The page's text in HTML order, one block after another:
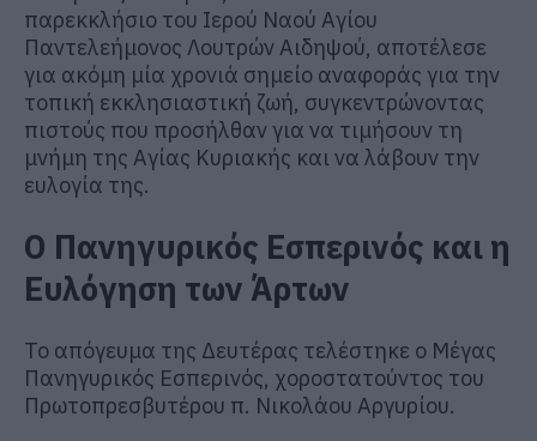
παρεκκλήσιο του Ιερού Ναού Αγίου
Παντελεήμονος Λουτρών Αιδηψού, αποτέλεσε
για ακόμη μία χρονιά σημείο αναφοράς για την
τοπική εκκλησιαστική ζωή, συγκεντρώνοντας
πιστούς που προσήλθαν για να τιμήσουν τη
μνήμη της Αγίας Κυριακής και να λάβουν την
ευλογία της.
Ο Πανηγυρικός Εσπερινός και η
Ευλόγηση των Άρτων
Το απόγευμα της Δευτέρας τελέστηκε ο Μέγας
Πανηγυρικός Εσπερινός, χοροστατούντος του
Πρωτοπρεσβυτέρου π. Νικολάου Αργυρίου.